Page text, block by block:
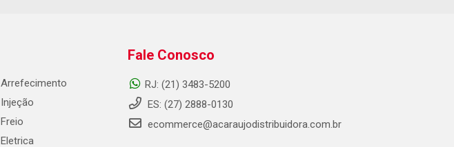
Arrefecimento
Injeção
Freio
Eletrica
Fale Conosco
RJ: (21) 3483-5200
ES: (27) 2888-0130
ecommerce@acaraujodistribuidora.com.br